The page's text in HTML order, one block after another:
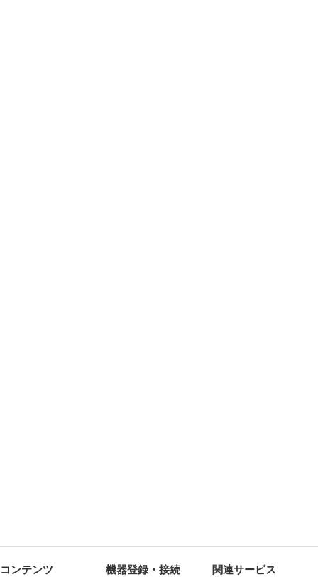
コンテンツ 機器登録・接続 関連サービス